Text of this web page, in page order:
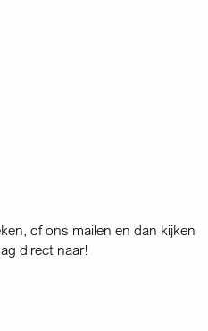
of ons mailen en dan kijken
direct naar!